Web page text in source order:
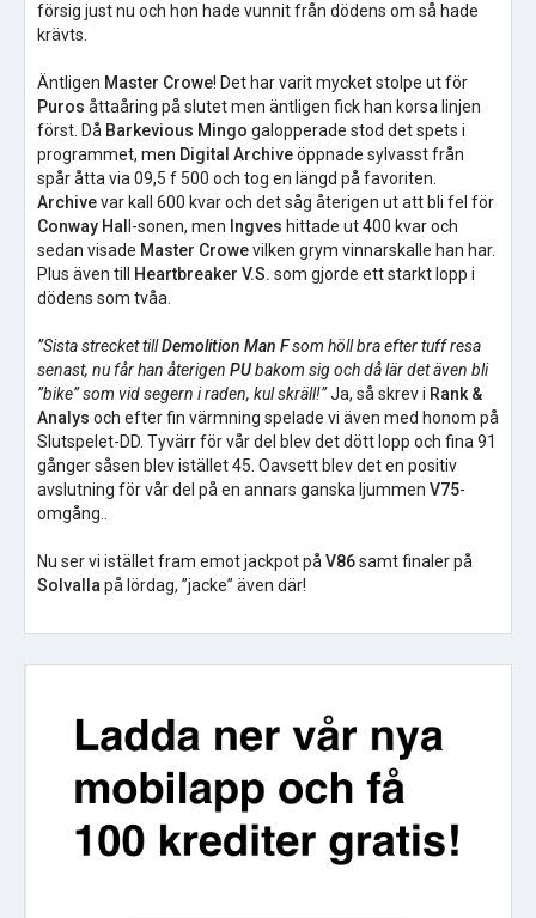
försig just nu och hon hade vunnit från dödens om så hade
krävts.
Äntligen Master Crowe! Det har varit mycket stolpe ut för
Puros åttaåring på slutet men äntligen fick han korsa linjen
först. Då Barkevious Mingo galopperade stod det spets i
programmet, men Digital Archiveöppnade sylvasst från
spår åtta via 09,5 f 500 och tog en längd på favoriten.
Archivevar kall 600 kvar och det såg återigen ut att bli fel för
Conway Hal l-sonen, men Ingves hittade ut 400 kvar och
sedan visade Master Crowevilken grym vinnarskalle han har.
Plus även till
Heartbreaker V.S. som gjorde ett starkt lopp i
dödens som tvåa.
”Sista strecket tillDemolition Man Fsom höll bra efter tuff resa
senast, nu får han återigen PUbakom sig och då lär det även bli
”bike” som vid segern i raden, kul skräll!”Ja, så skrev i Rank &
Analys och efter fin värmning spelade vi även med honom på
Slutspelet-DD. Tyvärr för vår del blev det dött lopp och fina 91
gånger såsen blev istället 45. Oavsett blev det en positiv
avslutning för vår del på en annars ganska ljummen V75-
omgång..
Nu ser vi istället fram emot jackpot på V86samt finaler på
Solvalla på lördag, ”jacke” även där!